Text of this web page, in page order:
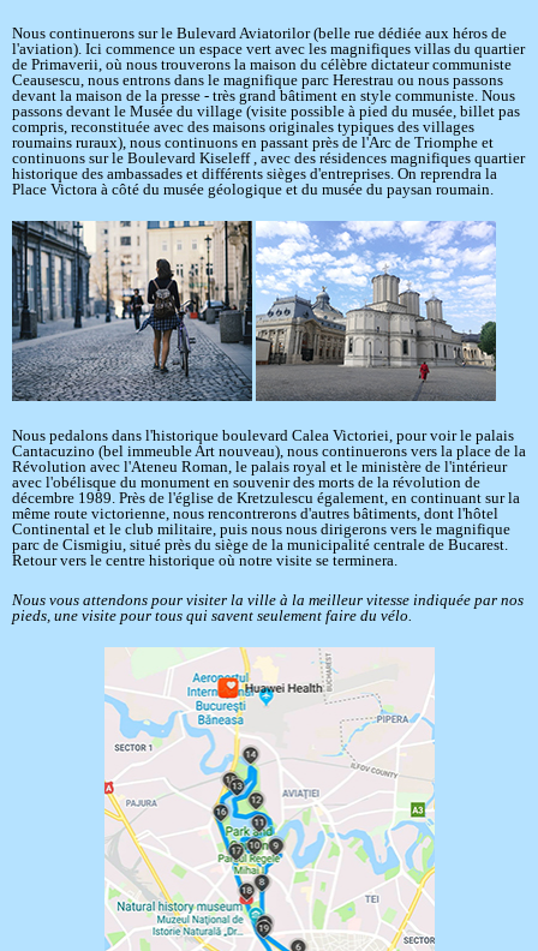
Nous continuerons sur le Bulevard Aviatorilor (belle rue dédiée aux héros de
l'aviation). Ici commence un espace vert avec les magnifiques villas du quartier
de Primaverii, où nous trouverons la maison du célèbre dictateur communiste
Ceausescu, nous entrons dans le magnifique parc Herestrau ou nous passons
devant la maison de la presse - très grand bâtiment en style communiste. Nous
passons devant le Musée du village (visite possible à pied du musée, billet pas
compris, reconstituée avec des maisons originales typiques des villages
roumains ruraux), nous continuons en passant près de l'Arc de Triomphe et
continuons sur le Boulevard Kiseleff , avec des résidences magnifiques quartier
historique des ambassades et différents sièges d'entreprises. On reprendra la
Place Victora à côté du musée géologique et du musée du paysan roumain.
Nous pedalons dans l'historique boulevard Calea Victoriei, pour voir le palais
Cantacuzino (bel immeuble Art nouveau), nous continuerons vers la place de la
Révolution avec l'Ateneu Roman, le palais royal et le ministère de l'intérieur
avec l'obélisque du monument en souvenir des morts de la révolution de
décembre 1989. Près de l'église de Kretzulescu également, en continuant sur la
même route victorienne, nous rencontrerons d'autres bâtiments, dont l'hôtel
Continental et le club militaire, puis nous nous dirigerons vers le magnifique
parc de Cismigiu, situé près du siège de la municipalité centrale de Bucarest.
Retour vers le centre historique où notre visite se terminera.
Nous vous attendons pour visiter la ville à la meilleur vitesse indiquée par nos
pieds, une visite pour tous qui savent seulement faire du vélo.